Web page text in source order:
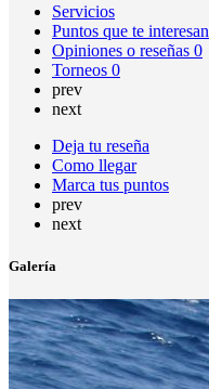
Servicios
Puntos que te interesan
Opiniones o reseñas 0
Torneos 0
prev
next
Deja tu reseña
Como llegar
Marca tus puntos
prev
next
Galería